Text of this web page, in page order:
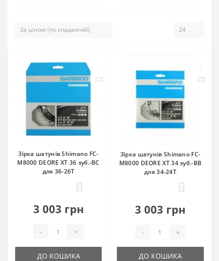
Зірка шатунів Shimano FC-
M8000 DEORE XT 36 зуб.-BC
для 36-26T
3 003 грн
- +
ДО КОШИКА
Зірка шатунів Shimano FC-
M8000 DEORE XT 34 зуб.-BB
для 34-24T
3 003 грн
- +
ДО КОШИКА